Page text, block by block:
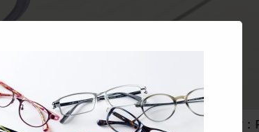
color：